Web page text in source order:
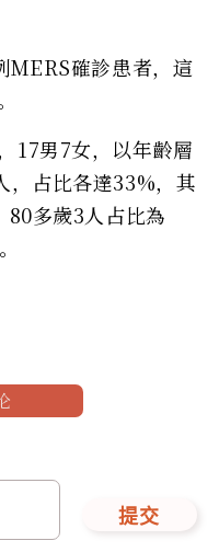
MERS確診患者，這
17男7女，以年齡層
，占比各達33%，其
多歲3人占比為
提交